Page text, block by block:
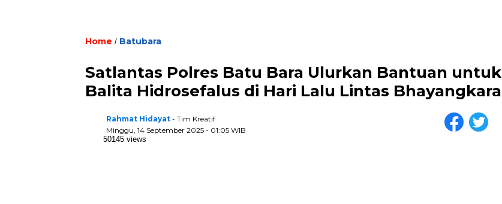
Home / Batubara
Satlantas Polres Batu Bara Ulurkan Bantuan untuk
Balita Hidrosefalus di Hari Lalu Lintas Bhayangkara
Rahmat Hidayat - Tim Kreatif
Minggu, 14 September 2025 - 01:05 WIB
50145 views